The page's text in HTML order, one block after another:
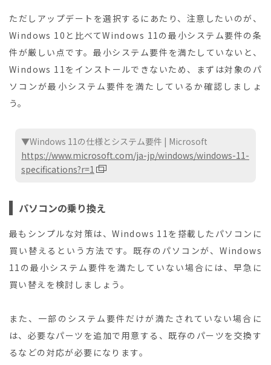
ただしアップデートを選択するにあたり、注意したいのが、
Windows 10と比べてWindows 11の最小システム要件の条
件が厳しい点です。最小システム要件を満たしていないと、
Windows 11をインストールできないため、まずは対象のパ
ソコンが最小システム要件を満たしているか確認しましょ
う。
▼Windows 11の仕様とシステム要件 | Microsoft
https://www.microsoft.com/ja-jp/windows/windows-11-
specifications?r=1
パソコンの乗り換え
最もシンプルな対策は、Windows 11を搭載したパソコンに
買い替えるという方法です。既存のパソコンが、Windows
11の最小システム要件を満たしていない場合には、早急に
買い替えを検討しましょう。
また、一部のシステム要件だけが満たされていない場合に
は、必要なパーツを追加で用意する、既存のパーツを交換す
るなどの対応が必要になります。